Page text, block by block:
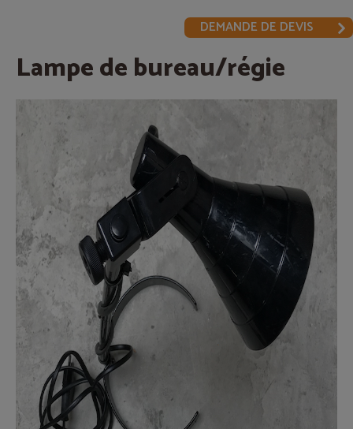
DEMANDE DE DEVIS
Lampe de bureau/régie